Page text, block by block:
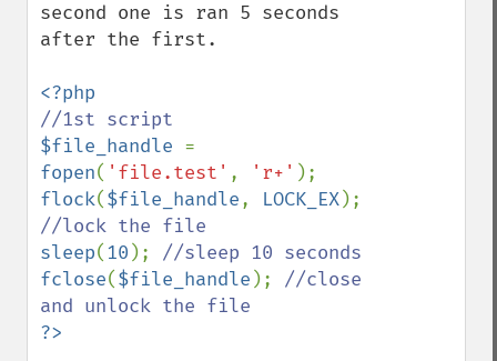
second one is ran 5 seconds
after the first.
$file_handle
fopen( 'file.test' , 'r+'
flock($file_handle, LOCK_EX
sleep(10 );
fclose($file_handle ); //close